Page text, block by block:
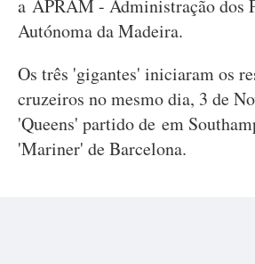
a APRAM - Administração dos
Autónoma da Madeira.
Os três 'gigantes' iniciaram os
cruzeiros no mesmo dia, 3 de
'Queens' partido de em
'Mariner' de Barcelona.